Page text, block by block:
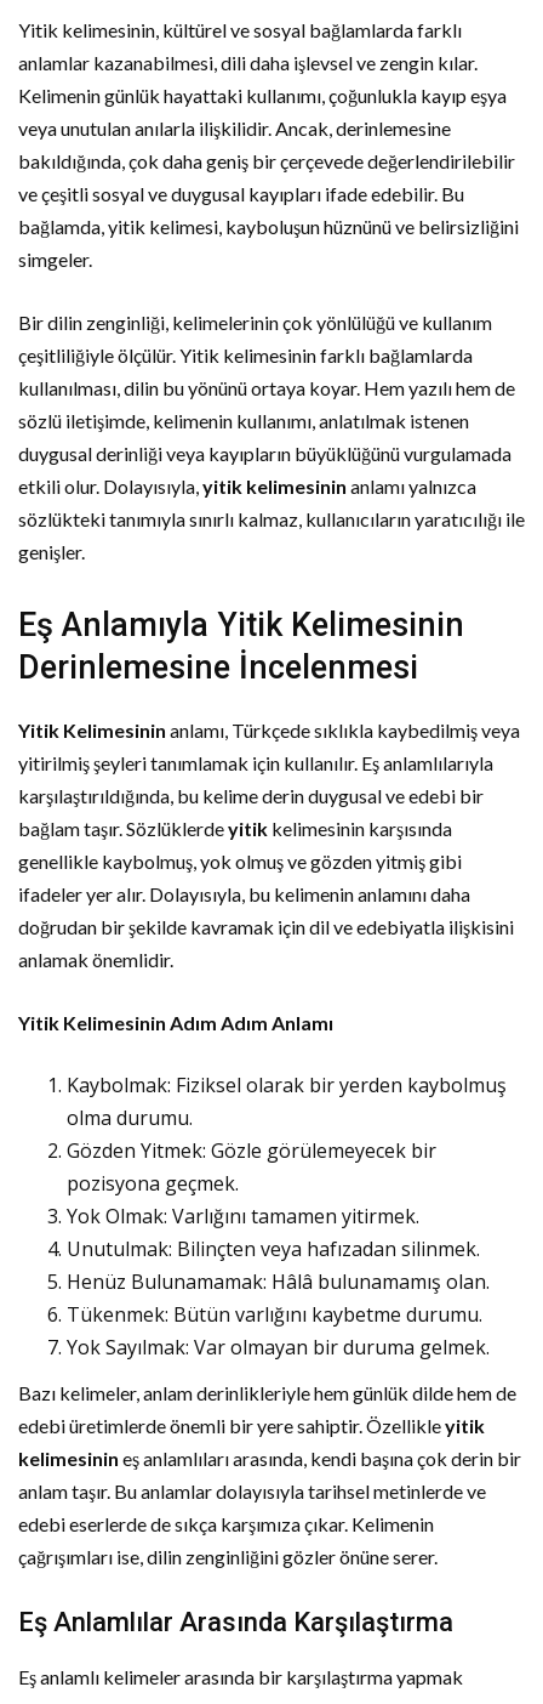
Yitik kelimesinin, kültürel ve sosyal bağlamlarda farklı
anlamlar kazanabilmesi, dili daha işlevsel ve zengin kılar.
Kelimenin günlük hayattaki kullanımı, çoğunlukla kayıp eşya
veya unutulan anılarla ilişkilidir. Ancak, derinlemesine
bakıldığında, çok daha geniş bir çerçevede değerlendirilebilir
ve çeşitli sosyal ve duygusal kayıpları ifade edebilir. Bu
bağlamda, yitik kelimesi, kayboluşun hüznünü ve belirsizliğini
simgeler.
Bir dilin zenginliği, kelimelerinin çok yönlülüğü ve kullanım
çeşitliliğiyle ölçülür. Yitik kelimesinin farklı bağlamlarda
kullanılması, dilin bu yönünü ortaya koyar. Hem yazılı hem de
sözlü iletişimde, kelimenin kullanımı, anlatılmak istenen
duygusal derinliği veya kayıpların büyüklüğünü vurgulamada
etkili olur. Dolayısıyla,yitik kelimesinin anlamı yalnızca
sözlükteki tanımıyla sınırlı kalmaz, kullanıcıların yaratıcılığı ile
genişler.
Eş Anlamıyla Yitik Kelimesinin
Derinlemesine İncelenmesi
Yitik Kelimesinin anlamı, Türkçede sıklıkla kaybedilmiş veya
yitirilmiş şeyleri tanımlamak için kullanılır. Eş anlamlılarıyla
karşılaştırıldığında, bu kelime derin duygusal ve edebi bir
bağlam taşır. Sözlüklerdeyitik kelimesinin karşısında
genellikle kaybolmuş, yok olmuş ve gözden yitmiş gibi
ifadeler yer alır. Dolayısıyla, bu kelimenin anlamını daha
doğrudan bir şekilde kavramak için dil ve edebiyatla ilişkisini
anlamak önemlidir.
Yitik Kelimesinin Adım Adım Anlamı
Kaybolmak: Fiziksel olarak bir yerden kaybolmuş
olma durumu.
Gözden Yitmek: Gözle görülemeyecek bir
pozisyona geçmek.
Yok Olmak: Varlığını tamamen yitirmek.
Unutulmak: Bilinçten veya hafızadan silinmek.
Henüz Bulunamamak: Hâlâ bulunamamış olan.
Tükenmek: Bütün varlığını kaybetme durumu.
Yok Sayılmak: Var olmayan bir duruma gelmek.
Bazı kelimeler, anlam derinlikleriyle hem günlük dilde hem de
edebi üretimlerde önemli bir yere sahiptir. Özellikleyitik
kelimesinin eş anlamlıları arasında, kendi başına çok derin bir
anlam taşır. Bu anlamlar dolayısıyla tarihsel metinlerde ve
edebi eserlerde de sıkça karşımıza çıkar. Kelimenin
çağrışımları ise, dilin zenginliğini gözler önüne serer.
Eş Anlamlılar Arasında Karşılaştırma
Eş anlamlı kelimeler arasında bir karşılaştırma yapmak